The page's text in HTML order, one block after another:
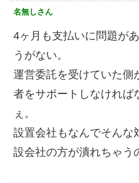
名無しさん
4ヶ月も支払いに問題が
うがない。
運営委託を受けていた側
者をサポートしなければ
ぇ。
設置会社もなんでそん
設会社の方が潰れちゃう